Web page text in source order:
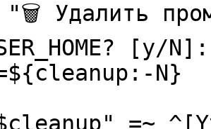
Удалить
[y/
N}
=~